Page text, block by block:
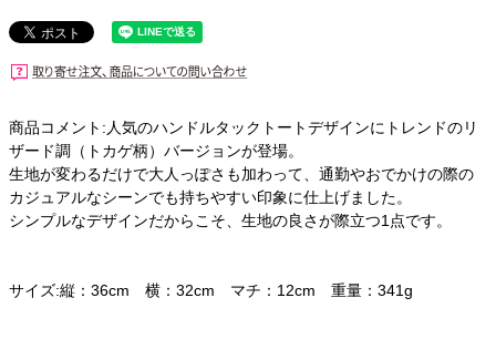
商品コメント:人気のハンドルタックトートデザインにトレンドのリ
ザード調（トカゲ柄）バージョンが登場。
生地が変わるだけで大人っぽさも加わって、通勤やおでかけの際の
カジュアルなシーンでも持ちやすい印象に仕上げました。
シンプルなデザインだからこそ、生地の良さが際立つ1点です。
サイズ:縦：36cm 横：32cm マチ：12cm 重量：341g